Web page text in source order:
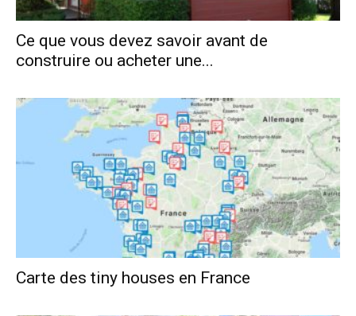
Ce que vous devez savoir avant de
construire ou acheter une...
Carte des tiny houses en France